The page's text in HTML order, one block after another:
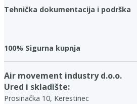
Tehnička dokumentacija i podrška
100% Sigurna kupnja
Air movement industry d.o.o.
Ured i skladište:
Prosinačka 10, Kerestinec